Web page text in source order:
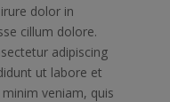
dolor in
cillum dolore.
adipiscing
ut labore et
veniam, quis